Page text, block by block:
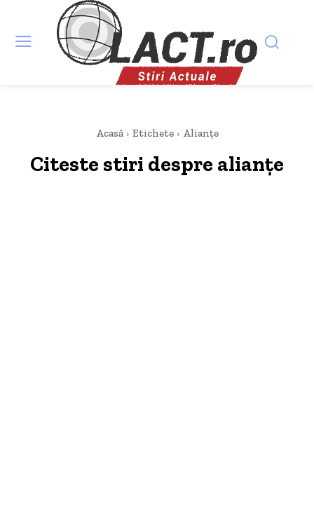
Acasă Etichete Alianțe
Citeste stiri despre alianțe